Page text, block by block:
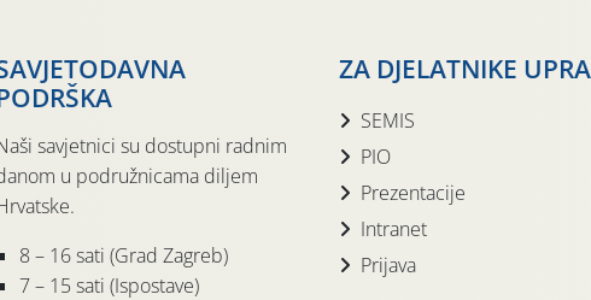
savjetnici su dostupni radnim
u podružnicama diljem
8 – 16 sati (Grad Zagreb)
7 – 15 sati (Ispostave)
ZA DJELATNIKE
SEMIS
PIO
Prezentacije
Intranet
Prijava